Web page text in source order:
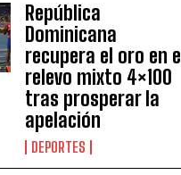
República
Dominicana
recupera el oro en el
relevo mixto 4×100
tras prosperar la
apelación
DEPORTES